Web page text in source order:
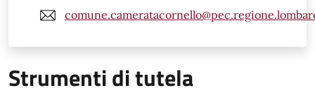
Strumenti di tutela